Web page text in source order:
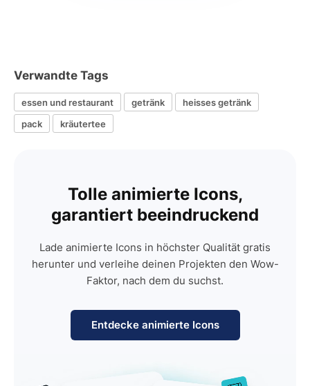
Verwandte Tags
essen und restaurant getränk
heisses getränk
pack
kräutertee
Tolle animierte Icons,
garantiert beeindruckend
Lade animierte Icons in höchster Qualität gratis
herunter und verleihe deinen Projekten den Wow-
Faktor, nach dem du suchst.
Entdecke animierte Icons